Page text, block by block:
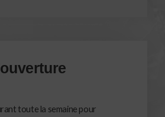
toute la semaine pour